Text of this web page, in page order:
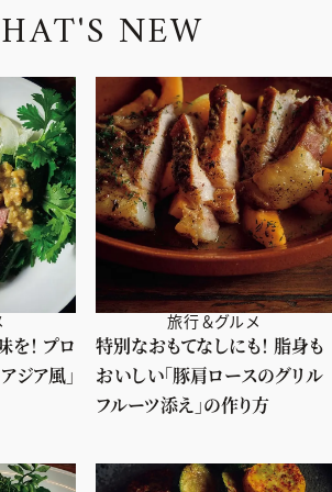
HAT'S NEW
を！ プロ
ジア風」
旅行＆グルメ
特別なおもてなしにも！ 脂身も
おいしい「豚肩ロースのグリル
フルーツ添え」の作り方